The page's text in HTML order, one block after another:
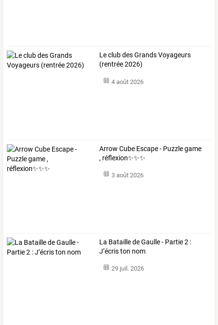
Le club des Grands Voyageurs
(rentrée 2026)
4 août 2026
Arrow Cube Escape - Puzzle game
, réflexion✨✨✨
3 août 2026
La Bataille de Gaulle - Partie 2 :
J’écris ton nom
29 juil. 2026